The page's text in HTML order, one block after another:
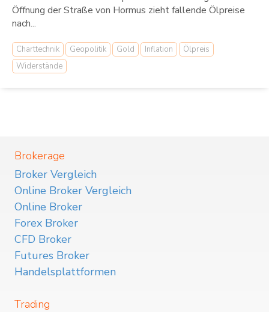
Öffnung der Straße von Hormus zieht fallende Ölpreise
nach...
Charttechnik Geopolitik Gold Inflation
Ölpreis
Widerstände
Brokerage
Broker Vergleich
Online Broker Vergleich
Online Broker
Forex Broker
CFD Broker
Futures Broker
Handelsplattformen
Trading